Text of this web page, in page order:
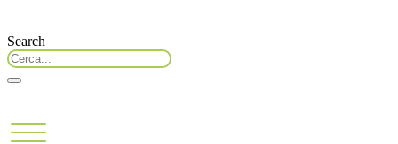
Search